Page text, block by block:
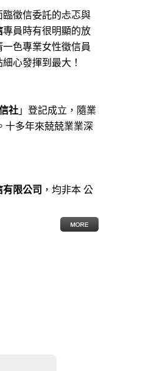
徵信委託的忐忑與
專員時有很明顯的放
色專業女性徵信員
心發揮到最大 ！
社 」登記成立，隨業
十多年來兢兢業業深
有限公司 ，均非本 公